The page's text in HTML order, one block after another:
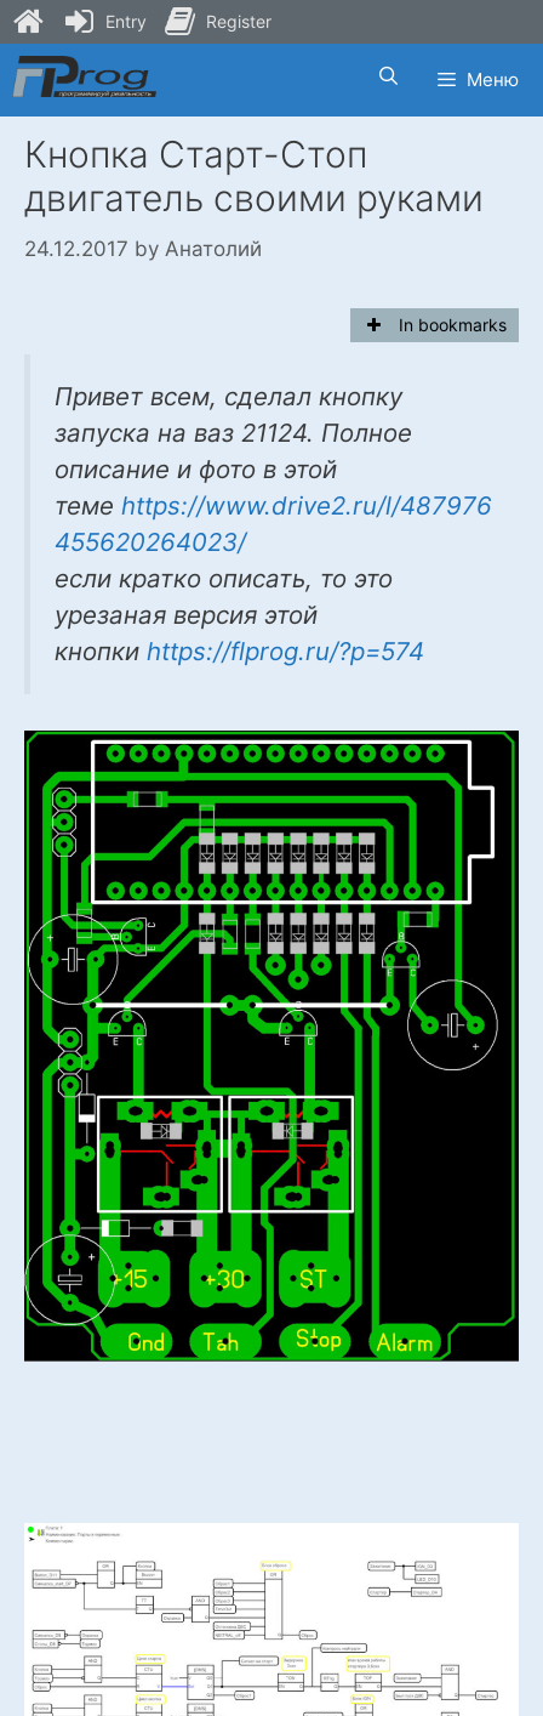
Skip
to
content
Меню
Кнопка Старт-Стоп
двигатель своими руками
24.12.2017 by Анатолий
In bookmarks
Привет всем, сделал кнопку
запуска на ваз 21124. Полное
описание и фото в этой
теме https://www.drive2.ru/l/487976
455620264023/
если кратко описать, то это
урезаная версия этой
кнопки https://flprog.ru/?p=574
Entry Register